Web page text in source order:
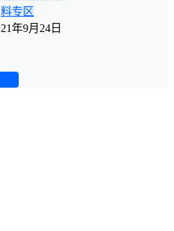
料专区
21年9月24日